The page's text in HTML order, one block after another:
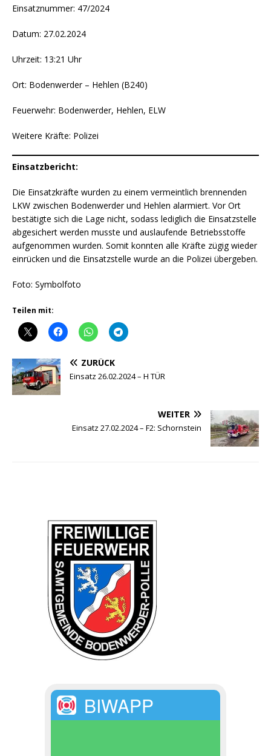
Einsatznummer: 47/2024
Datum: 27.02.2024
Uhrzeit: 13:21 Uhr
Ort: Bodenwerder – Hehlen (B240)
Feuerwehr: Bodenwerder, Hehlen, ELW
Weitere Kräfte: Polizei
Einsatzbericht:
Die Einsatzkräfte wurden zu einem vermeintlich brennenden
LKW zwischen Bodenwerder und Hehlen alarmiert. Vor Ort
bestätigte sich die Lage nicht, sodass lediglich die Einsatzstelle
abgesichert werden musste und auslaufende Betriebsstoffe
aufgenommen wurden. Somit konnten alle Kräfte zügig wieder
einrücken und die Einsatzstelle wurde an die Polizei übergeben.
Foto: Symbolfoto
Teilen mit:
ZURÜCK
Einsatz 26.02.2024 – H TÜR
WEITER
Einsatz 27.02.2024 – F2: Schornstein
BIWAPP